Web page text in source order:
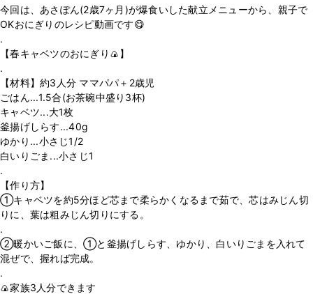
今回は、あさぽん(2歳7ヶ月)が爆食いした献立メニューから、親子で
OKおにぎりのレシピ動画です😋
.
【春キャベツのおにぎり🍙】
.
【材料】約3人分 ママパパ＋2歳児
ごはん...1.5合(お茶碗中盛り3杯)
キャベツ...大1枚
釜揚げしらす...40g
ゆかり...小さじ1/2
白いりごま...小さじ1
.
【作り方】
①キャベツを約5分ほど芯まで柔らかくなるまで茹で、芯はみじん切
りに、葉は粗みじん切りにする。
.
②暖かいご飯に、①と釜揚げしらす、ゆかり、白いりごまを入れて
混ぜで、握れば完成。
.
🍙家族3人分できます